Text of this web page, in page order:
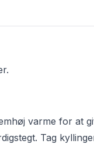
varme for at
Tag